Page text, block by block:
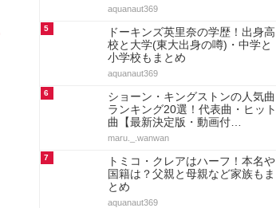
aquanaut369
5
ドーキンズ英里奈の学歴！出身高
校と大学(東大出身の噂)・中学と
小学校もまとめ
aquanaut369
6
ショーン・キングストンの人気曲
ランキング20選！代表曲・ヒット
曲【最新決定版・動画付…
maru._.wanwan
7
トミコ・クレアはハーフ！本名や
国籍は？父親と母親など家族もま
とめ
aquanaut369